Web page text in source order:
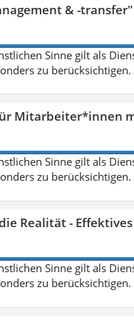
& -
Sinne gilt als
zu berücksichtigen.
Mitarbeiter*innen
Sinne gilt als
zu berücksichtigen.
Realität -
Sinne gilt als
zu berücksichtigen.